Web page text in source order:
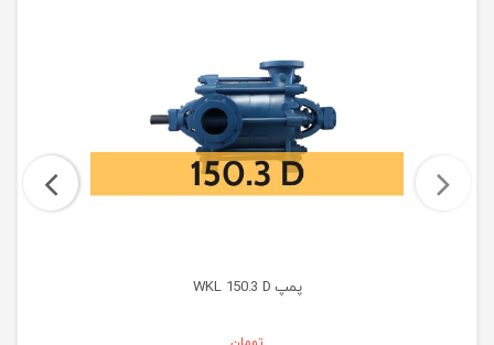
پمپ WKL 150.3 D